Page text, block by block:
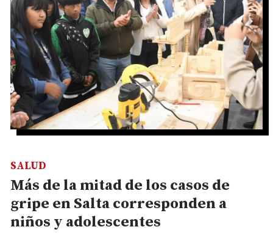
Más de la mitad de los casos de
gripe en Salta corresponden a
niños y adolescentes
SALUD